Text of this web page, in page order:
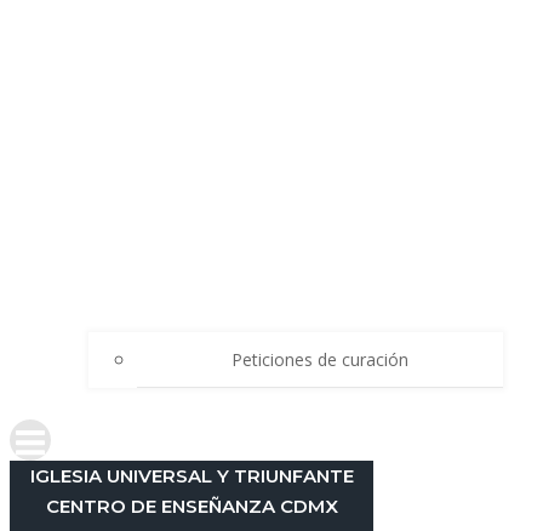
Peticiones de curación
IGLESIA UNIVERSAL Y TRIUNFANTE
CENTRO DE ENSEÑANZA CDMX